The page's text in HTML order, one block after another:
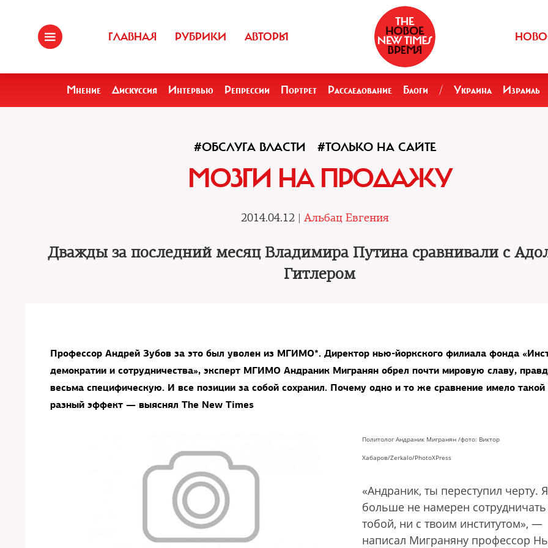
ГЛАВНАЯ РУБРИКИ АВТОРЫ
Мнение Дискуссия Интервью Репрессии Портрет Расследование Блоги / Украина Израиль
#ОБСЛУГА ВЛАСТИ #ТОЛЬКО НА САЙТЕ
МОЗГИ НА ПРОДАЖУ
2014.04.12 | Альбац Евгения
Дважды за последний месяц Владимира Путина сравнивали с
Гитлером
Профессор Андрей Зубов за это был уволен из МГИМО*. Директор нью-йоркского филиала фонда
демократии и сотрудничества», эксперт МГИМО Андраник Мигранян обрел почти мировую славу,
весьма специфическую. И все позиции за собой сохранил. Почему одно и то же сравнение имело такой
разный эффект — выяснял The New Times
Политолог Андраник Мигранян /фото: Виктор
Хабаров/Zerkalo/PhotoXPress
«Андраник, ты переступил черту. Я
больше не намерен сотрудничать
тобой, ни с твоим институтом», —
написал Миграняну профессор